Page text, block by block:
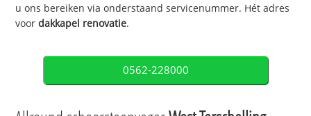
u ons bereiken via onderstaand servicenummer. Hét adres
voordakkapel renovatie.
0562-228000